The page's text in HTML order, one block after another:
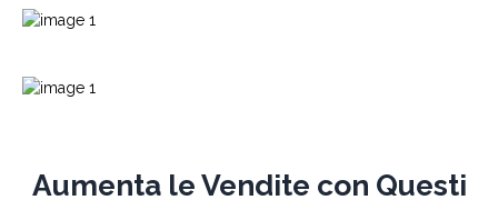
Aumenta le Vendite con Questi